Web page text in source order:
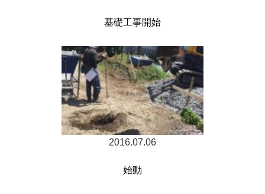
基礎工事開始
2016.07.06
始動